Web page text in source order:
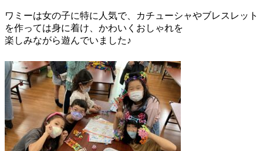
ワミーは女の子に特に人気で、カチューシャやブレスレット
を作っては身に着け、かわいくおしゃれを
楽しみながら遊んでいました♪